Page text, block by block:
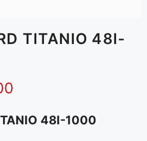
TITANIO 48I-
48I-1000